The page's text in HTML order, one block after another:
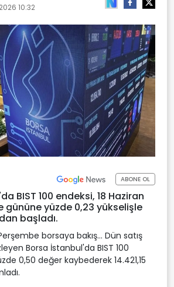
10:32
ABONE OL
BIST 100 endeksi, 18 Haziran
gününe yüzde 0,23 yükselişle
başladı.
borsaya bakış... Dün satış
Borsa İstanbul'da BIST 100
0,50 değer kaybederek 14.421,15